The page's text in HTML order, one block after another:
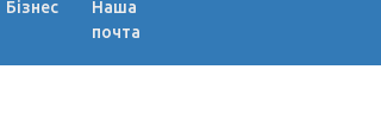
Бізнес
Наша
почта